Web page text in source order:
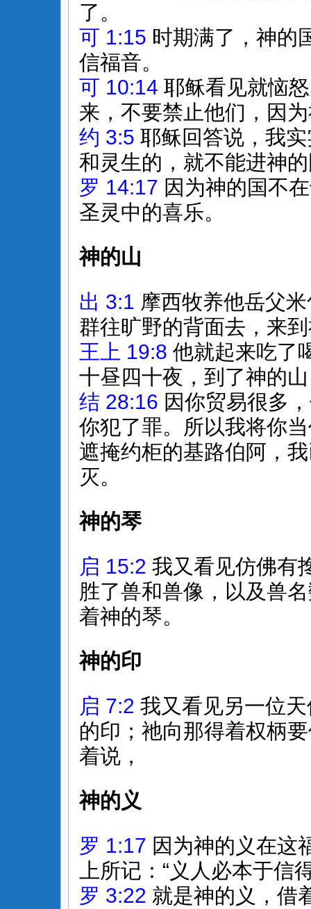
了。
可 1:15 时期满了，神的
信福音。
可 10:14 耶稣看见就恼
来，不要禁止他们，因
约 3:5 耶稣回答说，我
和灵生的，就不能进神
罗 14:17 因为神的国不
圣灵中的喜乐。
神的山
出 3:1 摩西牧养他岳父
群往旷野的背面去，来
王上 19:8 他就起来吃了
十昼四十夜，到了神的
结 28:16 因你贸易很多
你犯了罪。所以我将你
遮掩约柜的基路伯阿，
灭。
神的琴
启 15:2 我又看见仿佛有
胜了兽和兽像，以及兽
着神的琴。
神的印
启 7:2 我又看见另一位
的印；祂向那得着权柄
着说，
神的义
罗 1:17 因为神的义在这
上所记：“义人必本于信
罗 3:22 就是神的义，借